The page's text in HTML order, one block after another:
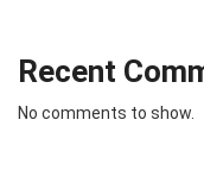
Recent
No comments to show.